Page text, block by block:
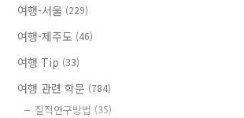
여행-서울 (229)
여행-제주도 (46)
여행 Tip (33)
여행 관련 학문 (784)
질적연구방법 (35)